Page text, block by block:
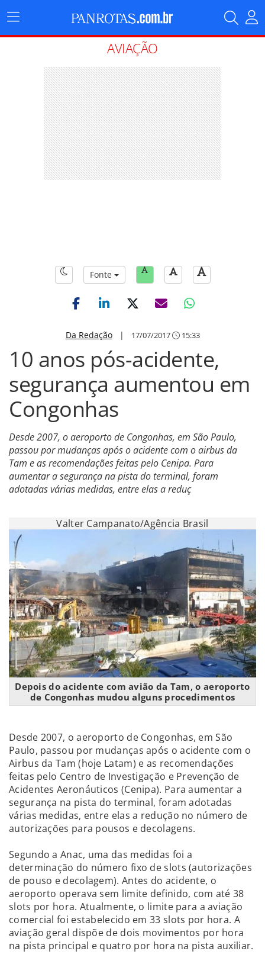
Menu
Principal
AVIAÇÃO
Fonte
Da Redação| 17/07/2017 15:33
10 anos pós-acidente,
segurança aumentou em
Congonhas
Desde 2007, o aeroporto de Congonhas, em São Paulo,
passou por mudanças após o acidente com o airbus da
Tam e as recomendações feitas pelo Cenipa. Para
aumentar a segurança na pista do terminal, foram
adotadas várias medidas, entre elas a reduç
Valter Campanato/Agência Brasil
Depois do acidente com avião da Tam, o aeroporto
de Congonhas mudou alguns procedimentos
Desde 2007, o aeroporto de Congonhas, em São
Paulo, passou por mudanças após o acidente com o
Airbus da Tam (hoje Latam) e as recomendações
feitas pelo Centro de Investigação e Prevenção de
Acidentes Aeronáuticos (Cenipa). Para aumentar a
segurança na pista do terminal, foram adotadas
várias medidas, entre elas a redução no número de
autorizações para pousos e decolagens.
Segundo a Anac, uma das medidas foi a
determinação do número fixo de slots (autorizações
de pouso e decolagem). Antes do acidente, o
aeroporto operava sem limite definido, com até 38
slots por hora. Atualmente, o limite para a aviação
comercial foi estabelecido em 33 slots por hora. A
aviação geral dispõe de dois movimentos por hora
na pista principal e quatro por hora na pista auxiliar.